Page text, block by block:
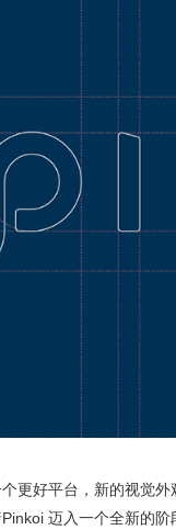
更好平台，新的视觉
迈入一个全新的阶